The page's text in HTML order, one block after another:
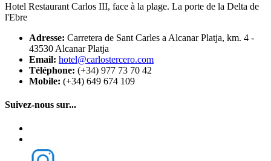
Hotel Restaurant Carlos III, face à la plage. La porte de la Delta de
l'Ebre
Adresse: Carretera de Sant Carles a Alcanar Platja, km. 4 -
43530 Alcanar Platja
Email: hotel@carlostercero.com
Téléphone: (+34) 977 73 70 42
Mobile: (+34) 649 674 109
Suivez-nous sur...